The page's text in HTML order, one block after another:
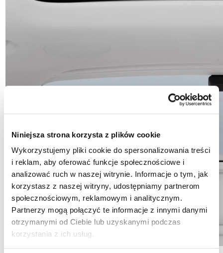
Niniejsza strona korzysta z plików cookie
Wykorzystujemy pliki cookie do spersonalizowania treści
i reklam, aby oferować funkcje społecznościowe i
analizować ruch w naszej witrynie. Informacje o tym, jak
korzystasz z naszej witryny, udostępniamy partnerom
społecznościowym, reklamowym i analitycznym.
Partnerzy mogą połączyć te informacje z innymi danymi
otrzymanymi od Ciebie lub uzyskanymi podczas
korzystania z ich usług.